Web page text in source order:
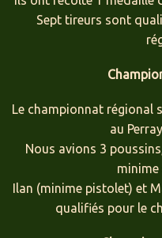
Sept tireurs sont
Le championnat régional
au
Nous avions 3
Ilan (minime pistolet) et
qualifiés pour le